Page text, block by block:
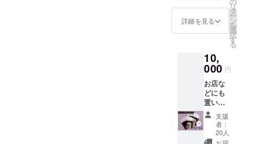
楽しい
特集
ページ
り
の』。
消費税
（500
円）と
送料
（390
円）が
お得と
なって
詳細を見る
リ
タ
ー
ン
を
選
択
す
る
10,
000 円
お店な
どにも
置いて
シェア
できる
10冊
セット
支援
者：
20人